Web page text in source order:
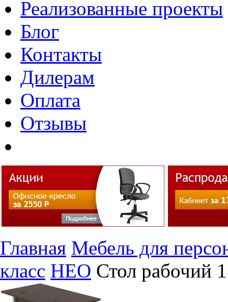
Реализованные проекты
Блог
Контакты
Дилерам
Оплата
Отзывы
Главная Мебель для
класс НЕО Стол рабочий